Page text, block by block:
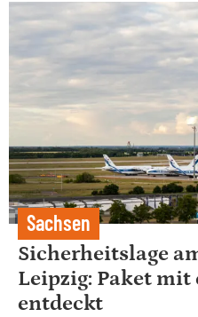
Sachsen
Sicherheitslage
Leipzig: Paket
entdeckt